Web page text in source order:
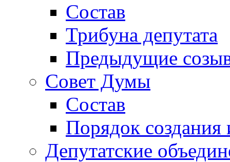
Состав
Трибуна депутата
Предыдущие
Совет Думы
Состав
Порядок создания
Депутатские